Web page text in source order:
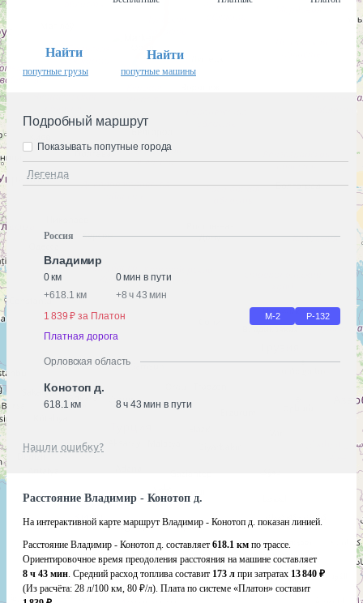
Найти
попутные грузы
Найти
попутные машины
Подробный маршрут
Легенда
Показывать попутные города
Россия
Владимир
0 км
0 мин в пути
+618.1 км +8 ч 43 мин
1 839 ₽ за Платон
М-2 Р-132
Платная дорога
Орловская область
Конотоп д.
618.1 км 8 ч 43 мин в пути
Нашли ошибку?
Расстояние Владимир - Конотоп д.
На интерактивной карте маршрут Владимир - Конотоп д. показан линией.
Расстояние Владимир - Конотоп д. составляет 618.1 км по трассе.
Ориентировочное время преодоления расстояния на машине составляет
8 ч 43 мин. Средний расход топлива составит 173 л при затратах 13 840 ₽
(Из расчёта: 28 л/100 км, 80 ₽/л). Плата по системе «Платон» составит